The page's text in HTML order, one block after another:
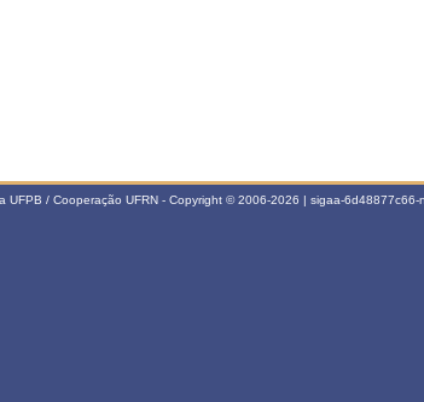
/ Cooperação UFRN - Copyright © 2006-2026 | sigaa-